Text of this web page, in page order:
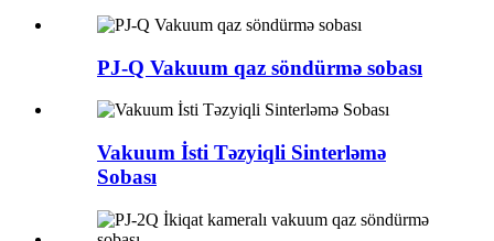
PJ-Q Vakuum qaz söndürmə sobası
Vakuum İsti Təzyiqli Sinterləmə
Sobası